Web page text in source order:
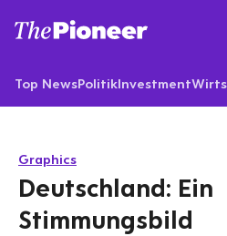
Top NewsPolitikInvestment
Graphics
Deutschland: Ein
Stimmungsbild